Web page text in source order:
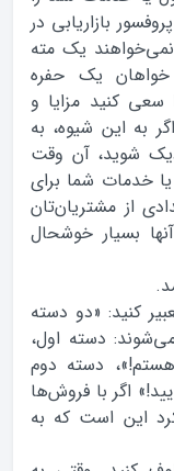
بازاریابی در
نمی‌خواهند یک مته‌
خواهان یک حفره
کنید مزایا و
به این شیوه، به
شوید، آن وقت
خدمات شما برای
از مشتریان‌تان
بسیار خوشحال
کنید: «دو دسته
دسته اول،
دسته دوم
اگر با فروش‌ها
این است که به